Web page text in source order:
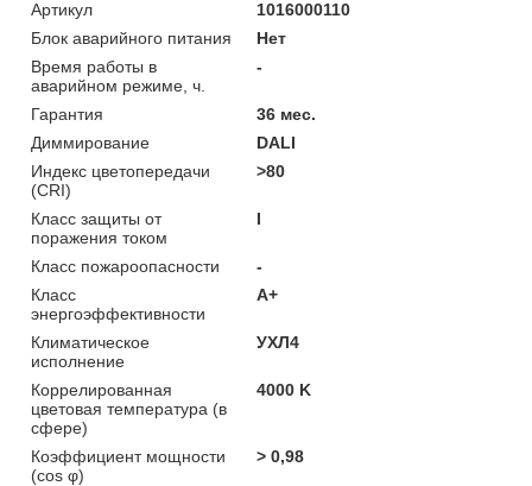
Артикул
1016000110
Блок аварийного питания
Нет
Время работы в
аварийном режиме, ч.
-
Гарантия
36 мес.
Диммирование
DALI
Индекс цветопередачи
(CRI)
>80
Класс защиты от
поражения током
I
Класс пожароопасности
-
Класс
энергоэффективности
A+
Климатическое
исполнение
УХЛ4
Коррелированная
цветовая температура (в
сфере)
4000 K
Коэффициент мощности
(cos φ)
> 0,98